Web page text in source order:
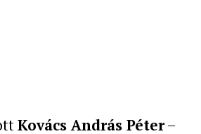
Kovács András Péter–